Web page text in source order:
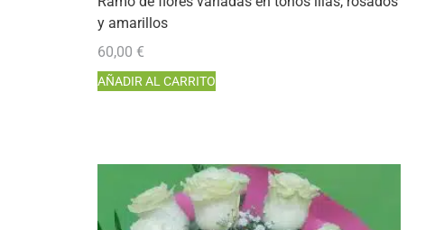
y amarillos
60,00 €
AÑADIR AL CARRITO